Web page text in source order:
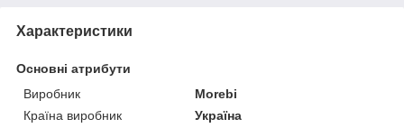
Характеристики
Основні атрибути
Виробник
Morebi
Країна виробник
Україна